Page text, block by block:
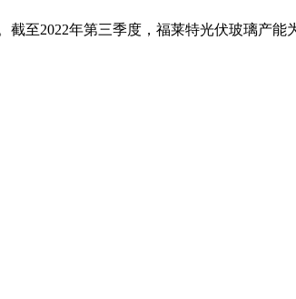
至2022年第三季度，福莱特光伏玻璃产能